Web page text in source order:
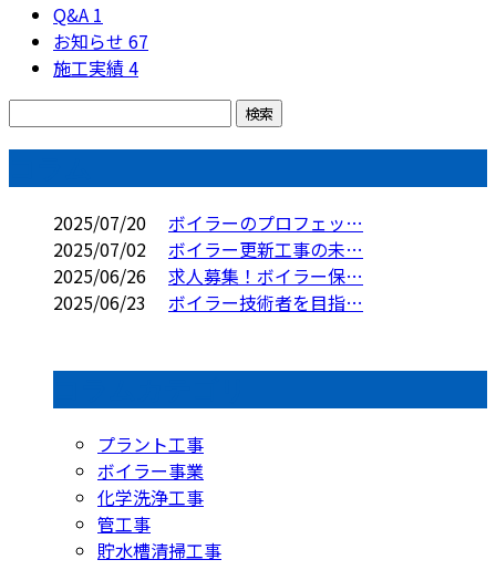
Q&A 1
お知らせ 67
施工実績4
2025/07/20
ボイラーのプロフェッ…
2025/07/02
ボイラー更新工事の未…
2025/06/26
求人募集！ボイラー保…
2025/06/23
ボイラー技術者を目指…
プラント工事
ボイラー事業
化学洗浄工事
管工事
貯水槽清掃工事